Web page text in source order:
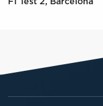
F1 Test 2, Barcelona